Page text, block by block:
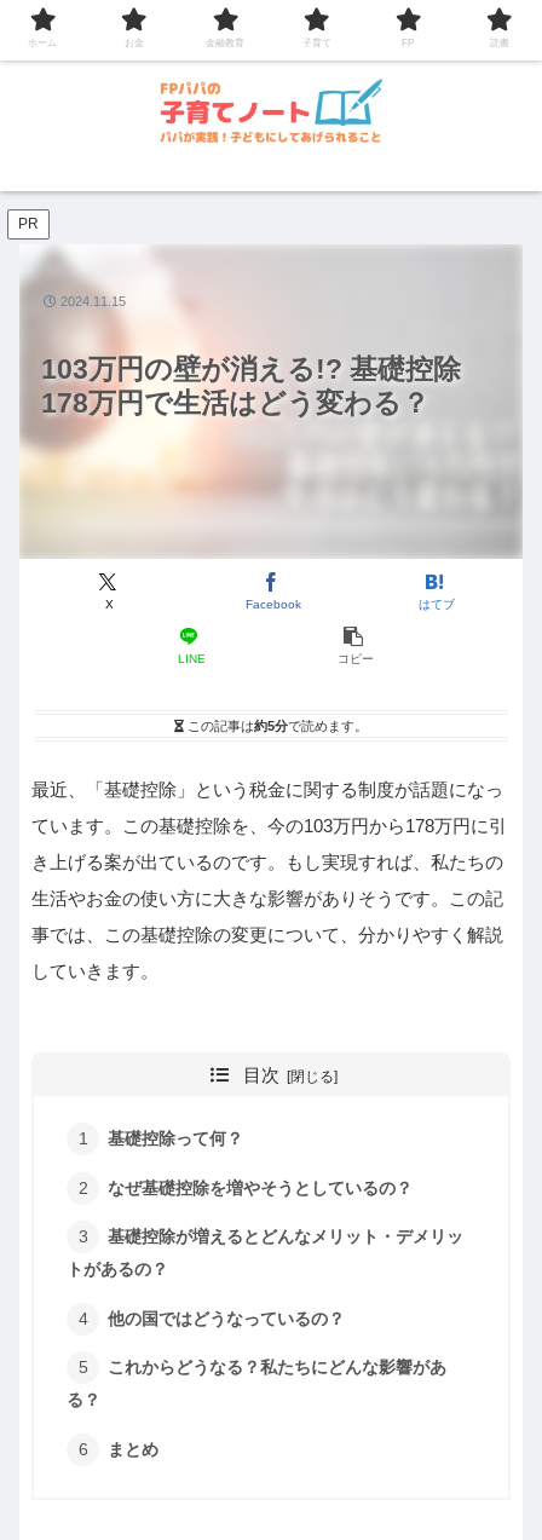
コンテンツへスキップ
PR
103万円の壁が消える!? 基礎控除
178万円で生活はどう変わる？
X Facebook はてブ
LINE コピー
2024.11.15
この記事は約5分で読めます。
最近、「基礎控除」という税金に関する制度が話題になっ
ています。この基礎控除を、今の103万円から178万円に引
き上げる案が出ているのです。もし実現すれば、私たちの
生活やお金の使い方に大きな影響がありそうです。この記
事では、この基礎控除の変更について、分かりやすく解説
していきます。
目次
基礎控除って何？
なぜ基礎控除を増やそうとしているの？
基礎控除が増えるとどんなメリット・デメリッ
トがあるの？
他の国ではどうなっているの？
これからどうなる？私たちにどんな影響があ
る？
まとめ
ホーム お金 金融教育 子育て FP 読書